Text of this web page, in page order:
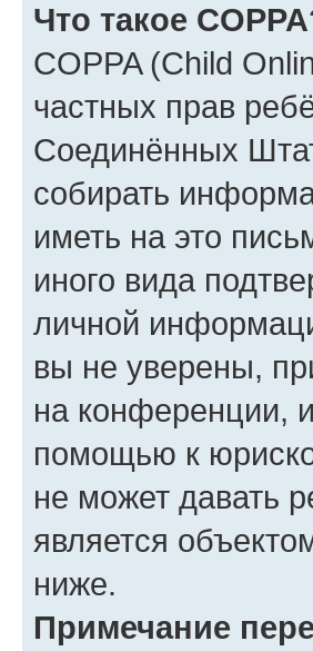
Что такое
COPPA (Child
частных прав
Соединённых
собирать
иметь на это
иного вида
личной
вы не уверены,
на конференции,
помощью к
не может давать
является
ниже.
Примечание